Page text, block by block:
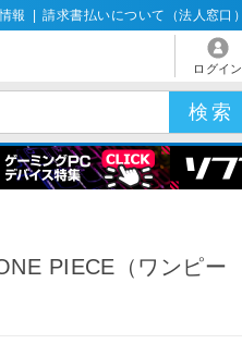
報 請求書払いについて（法人窓口）
ログイン
PIECE（ワンピー